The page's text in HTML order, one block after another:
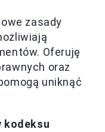
zasady
Oferuję
oraz
uniknąć
kodeksu